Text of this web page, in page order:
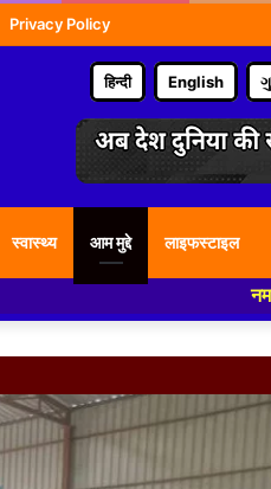
Privacy Policy
हिन्दी English
स्वास्थ्य आम मुद्दे लाइफस्टाइल
नमस्कार हमारे